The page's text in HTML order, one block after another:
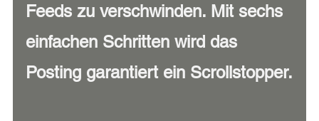
Feeds zu verschwinden. Mit sechs
einfachen Schritten wird das
Posting garantiert ein Scrollstopper.